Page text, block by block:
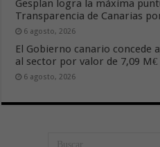
Gesplan logra la máxima
Transparencia de Canarias
6 agosto, 2026
El Gobierno canario concede
al sector por valor de 7,09
6 agosto, 2026